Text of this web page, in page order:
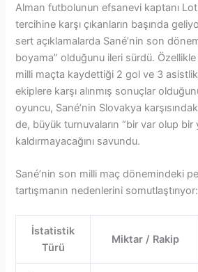
Alman futbolunun efsanevi kaptanı
tercihine karşı çıkanların başında
sert açıklamalarda Sané’nin son
boyama” olduğunu ileri sürdü.
milli maçta kaydettiği 2 gol ve 3
ekiplere karşı alınmış sonuçlar
oyuncu, Sané’nin Slovakya
de, büyük turnuvaların “bir var olup bir
kaldırmayacağını savundu.
Sané’nin son milli maç dönemindeki
tartışmanın nedenlerini somutlaştırıyor:
İstatistik
Türü
Miktar / Rakip